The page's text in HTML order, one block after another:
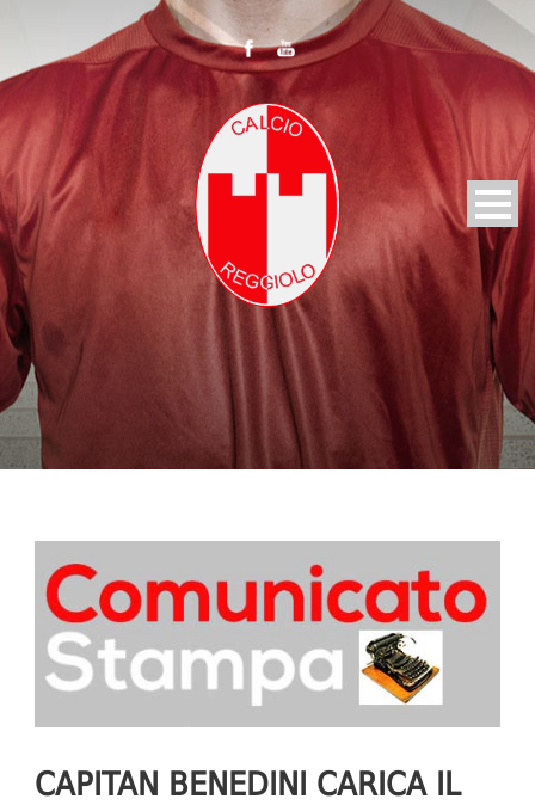
CAPITAN BENEDINI CARICA IL